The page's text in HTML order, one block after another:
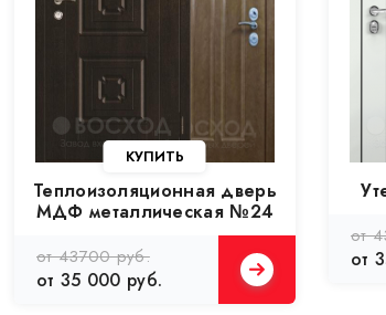
Теплоизоляционная дверь
МДФ металлическая №24
от 43700 руб.
от 35 000 руб.
от
от